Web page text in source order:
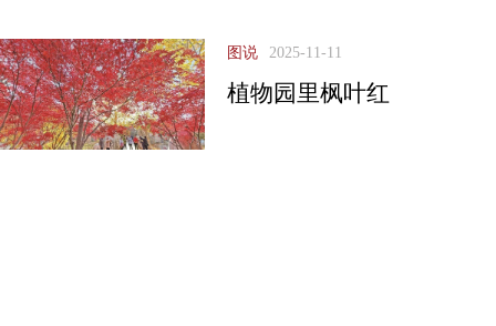
图说 2025-11-11
植物园里枫叶红